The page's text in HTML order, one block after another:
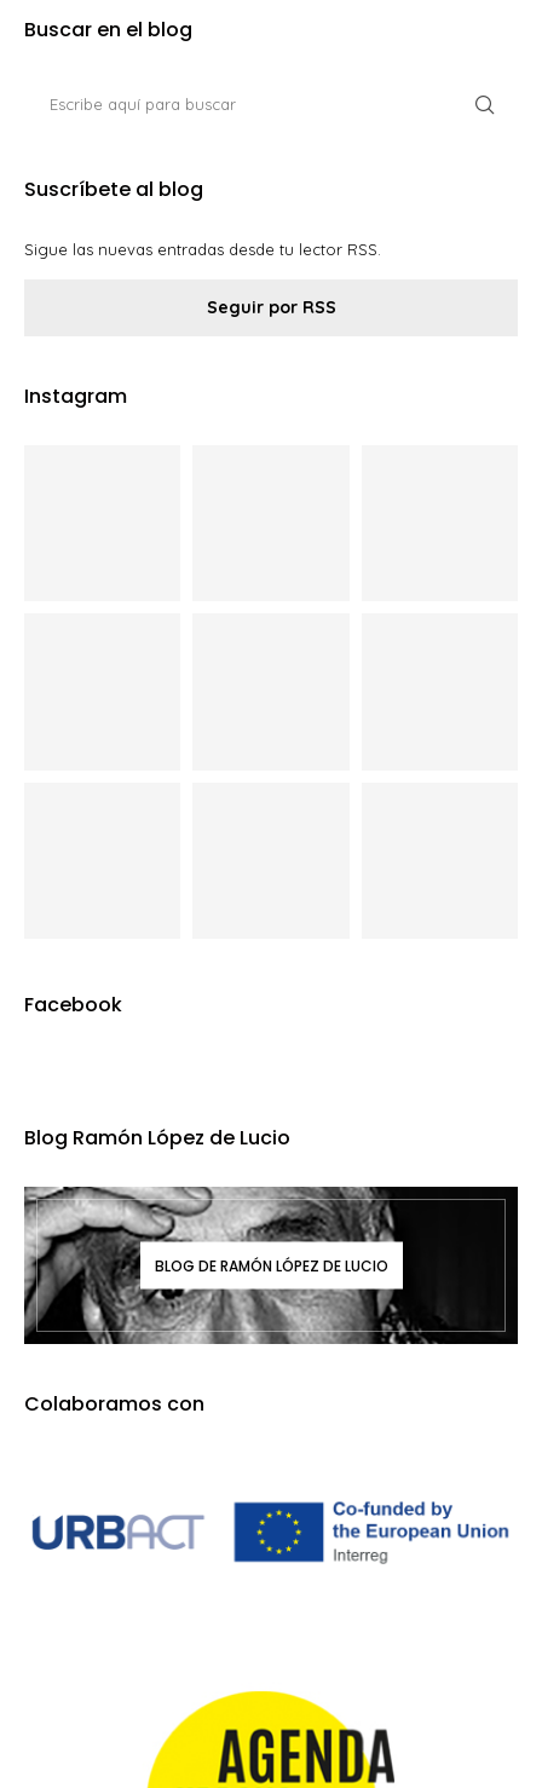
Buscar en el blog
Suscríbete al blog
Sigue las nuevas entradas desde tu lector RSS.
Seguir por RSS
Instagram
Facebook
Blog Ramón López de Lucio
BLOG DE RAMÓN LÓPEZ DE LUCIO
Colaboramos con